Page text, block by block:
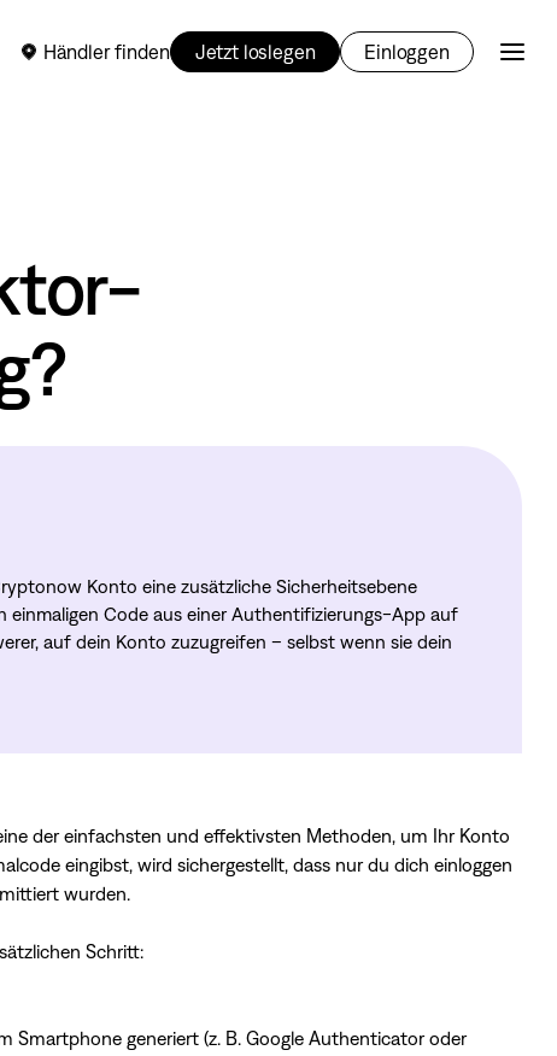
Händler finden Jetzt loslegen Einloggen
Konto eine zusätzliche Sicherheitsebene
einmaligen Code aus einer Authentifizierungs-App auf
auf dein Konto zuzugreifen – selbst wenn sie dein
der einfachsten und effektivsten Methoden, um Ihr Konto
eingibst, wird sichergestellt, dass nur du dich einloggen
wurden.
Schritt:
Smartphone generiert (z. B. Google Authenticator oder